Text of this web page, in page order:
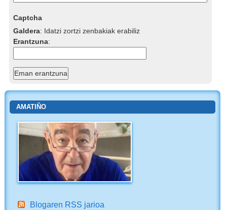
Captcha
Galdera: Idatzi zortzi zenbakiak erabiliz
Erantzuna:
AMATIÑO
Blogaren RSS jarioa